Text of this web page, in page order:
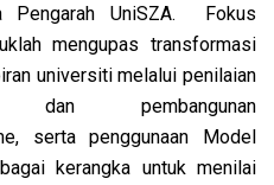
Pengarah UniSZA. Fokus
mengupas transformasi
universiti melalui penilaian
dan pembangunan
serta penggunaan Model
kerangka untuk menilai